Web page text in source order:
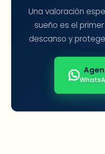
Una valoración
sueño es el
descanso y